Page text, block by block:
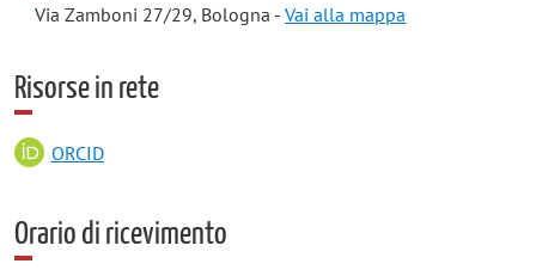
Via Zamboni 27/29, Bologna -Vai alla mappa
Risorse in rete
ORCID
Orario di ricevimento